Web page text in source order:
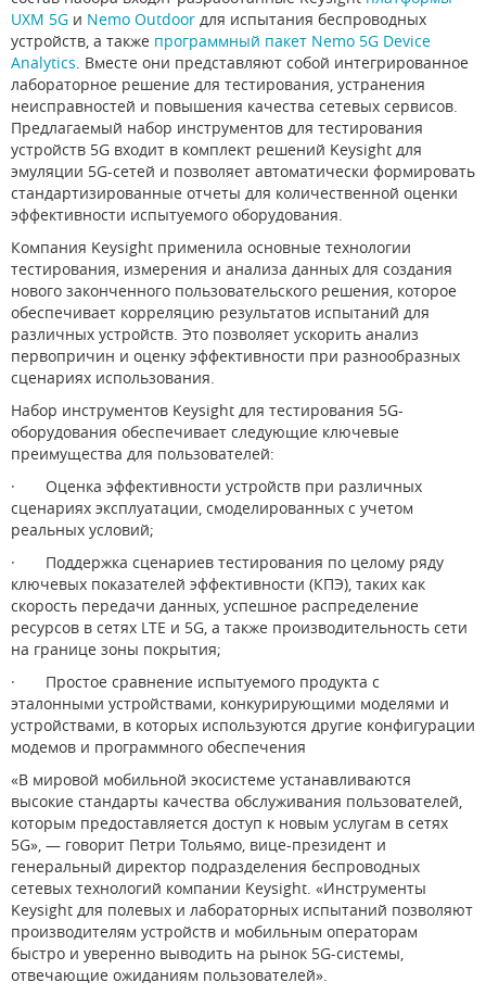
UXM 5G и Nemo Outdoor для испытания беспроводных
устройств, а также программный пакет Nemo 5G Device
Analytics . Вместе они представляют собой интегрированное
лабораторное решение для тестирования, устранения
неисправностей и повышения качества сетевых сервисов.
Предлагаемый набор инструментов для тестирования
устройств 5G входит в комплект решений Keysight для
эмуляции 5G-сетей и позволяет автоматически формировать
стандартизированные отчеты для количественной оценки
эффективности испытуемого оборудования.
Компания Keysight применила основные технологии
тестирования, измерения и анализа данных для создания
нового законченного пользовательского решения, которое
обеспечивает корреляцию результатов испытаний для
различных устройств. Это позволяет ускорить анализ
первопричин и оценку эффективности при разнообразных
сценариях использования.
Набор инструментов Keysight для тестирования 5G-
оборудования обеспечивает следующие ключевые
преимущества для пользователей:
· Оценка эффективности устройств при различных
сценариях эксплуатации, смоделированных с учетом
реальных условий;
· Поддержка сценариев тестирования по целому ряду
ключевых показателей эффективности (КПЭ), таких как
скорость передачи данных, успешное распределение
ресурсов в сетях LTE и 5G, а также производительность сети
на границе зоны покрытия;
· Простое сравнение испытуемого продукта с
эталонными устройствами, конкурирующими моделями и
устройствами, в которых используются другие конфигурации
модемов и программного обеспечения
«В мировой мобильной экосистеме устанавливаются
высокие стандарты качества обслуживания пользователей,
которым предоставляется доступ к новым услугам в сетях
5G», — говорит Петри Тольямо, вице-президент и
генеральный директор подразделения беспроводных
сетевых технологий компании Keysight. «Инструменты
Keysight для полевых и лабораторных испытаний позволяют
производителям устройств и мобильным операторам
быстро и уверенно выводить на рынок 5G-системы,
отвечающие ожиданиям пользователей».